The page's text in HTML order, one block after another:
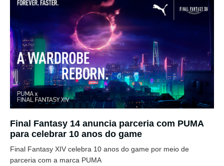
Final Fantasy 14 anuncia parceria com PUMA
para celebrar 10 anos do game
Final Fantasy XIV celebra 10 anos do game por meio de
parceria com a marca PUMA